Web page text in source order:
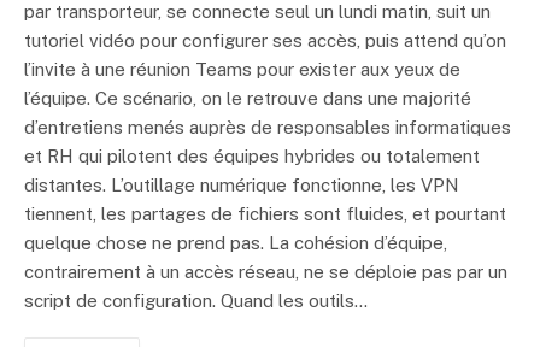
par transporteur, se connecte seul un lundi matin, suit un
tutoriel vidéo pour configurer ses accès, puis attend qu’on
l’invite à une réunion Teams pour exister aux yeux de
l’équipe. Ce scénario, on le retrouve dans une majorité
d’entretiens menés auprès de responsables informatiques
et RH qui pilotent des équipes hybrides ou totalement
distantes. L’outillage numérique fonctionne, les VPN
tiennent, les partages de fichiers sont fluides, et pourtant
quelque chose ne prend pas. La cohésion d’équipe,
contrairement à un accès réseau, ne se déploie pas par un
script de configuration. Quand les outils…